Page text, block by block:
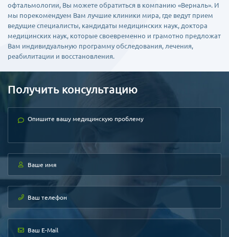
офтальмологии, Вы можете обратиться в компанию «Верналь». И
мы порекомендуем Вам лучшие клиники мира, где ведут прием
ведущие специалисты, кандидаты медицинских наук, доктора
медицинских наук, которые своевременно и грамотно предложат
Вам индивидуальную программу обследования, лечения,
реабилитации и восстановления.
Получить консультацию